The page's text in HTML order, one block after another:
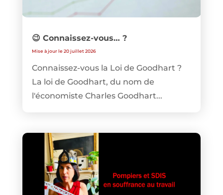
😉 Connaissez-vous… ?
Mise à jour le 20 juillet 2026
Connaissez-vous la Loi de Goodhart ?
La loi de Goodhart, du nom de
l'économiste Charles Goodhart...